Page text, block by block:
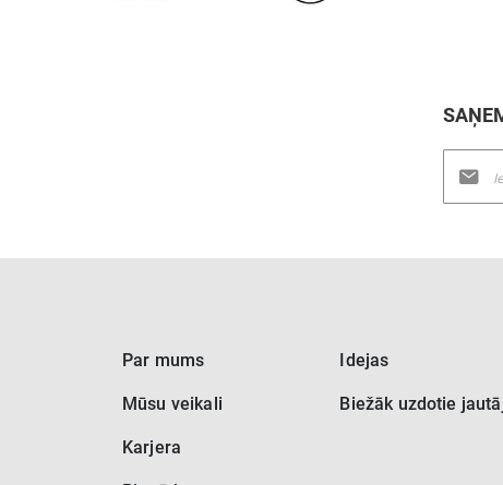
jaunumu
Par mums
Mūsu veikali
Karjera
Idejas
Biežāk uzdotie